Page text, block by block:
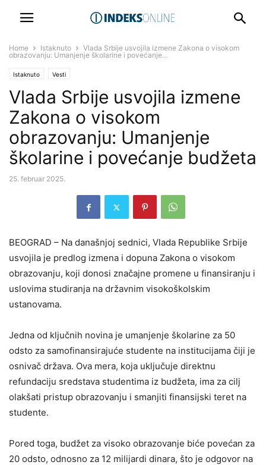
Home Istaknuto
Vlada Srbije usvojila izmene Zakona o visokom
obrazovanju: Umanjenje školarine i povećanje...
Istaknuto Vesti
Vlada Srbije usvojila izmene
Zakona o visokom
obrazovanju: Umanjenje
školarine i povećanje budžeta
25. februar 2025.
BEOGRAD – Na današnjoj sednici, Vlada Republike Srbije
usvojila je predlog izmena i dopuna Zakona o visokom
obrazovanju, koji donosi značajne promene u finansiranju i
uslovima studiranja na državnim visokoškolskim
ustanovama.
Jedna od ključnih novina je umanjenje školarine za 50
odsto za samofinansirajuće studente na institucijama čiji je
osnivač država. Ova mera, koja uključuje direktnu
refundaciju sredstava studentima iz budžeta, ima za cilj
olakšati pristup obrazovanju i smanjiti finansijski teret na
studente.
Pored toga, budžet za visoko obrazovanje biće povećan za
20 odsto, odnosno za 12 milijardi dinara, što je odgovor na